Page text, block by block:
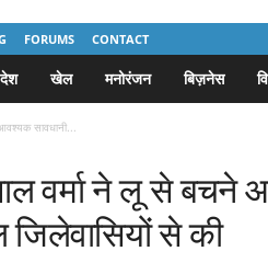
FORUMS CONTACT
देश खेल मनोरंजन बिज़नेस
सावधानी...
वर्मा ने लू से
जिलेवासियों से की